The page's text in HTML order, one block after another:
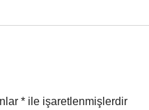
* ile işaretlenmişlerdir